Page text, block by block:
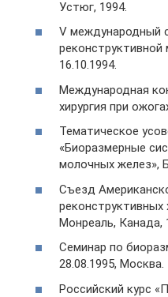
Устюг, 1994.
V международный
реконструктивной
16.10.1994.
Международная
хирургия при
Тематическое
«Биоразмерные
молочных желез»,
Съезд
реконструктивных
Монреаль, Канада,
Семинар по
28.08.1995, Москва.
Российский курс